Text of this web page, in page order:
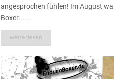
angesprochen fühlen! Im August
Boxer......
weiterlesen